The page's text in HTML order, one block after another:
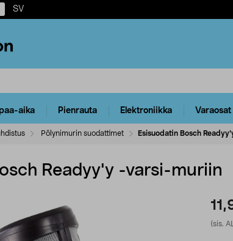
SV
aika Pienrauta Elektroniikka Varaosat
Pölynimurin suodattimet Esisuodatin Bosch
Readyy'y -varsi-muriin
(sis.